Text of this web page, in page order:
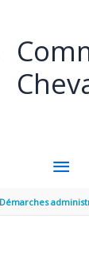
MENU
Démarches